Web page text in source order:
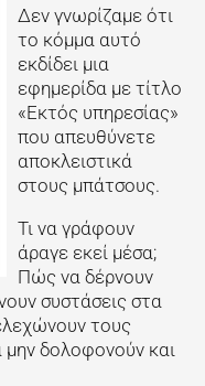
Δεν γνωρίζαμε ότι
το κόμμα αυτό
εκδίδει μια
εφημερίδα με τίτλο
«Εκτός υπηρεσίας»
που απευθύνετε
αποκλειστικά
στους μπάτσους.
Τι να γράφουν
άραγε εκεί μέσα;
Πώς να δέρνουν
συστάσεις στα
τους
μην δολοφονούν και